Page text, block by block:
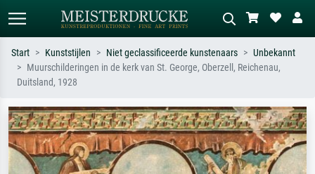
Standaard zoeken
Monet, Sterrennacht, impressionisme,
Hokusai-golf, naakt.
weide, abstract met veel rood, donker
olieverfschilderij, staand naakt naast
een boom.
Start Kunststijlen Niet geclassificeerde kunstenaars
Unbekannt
Muurschilderingen in de kerk van St. George, Oberzell, Reichenau,
Duitsland, 1928